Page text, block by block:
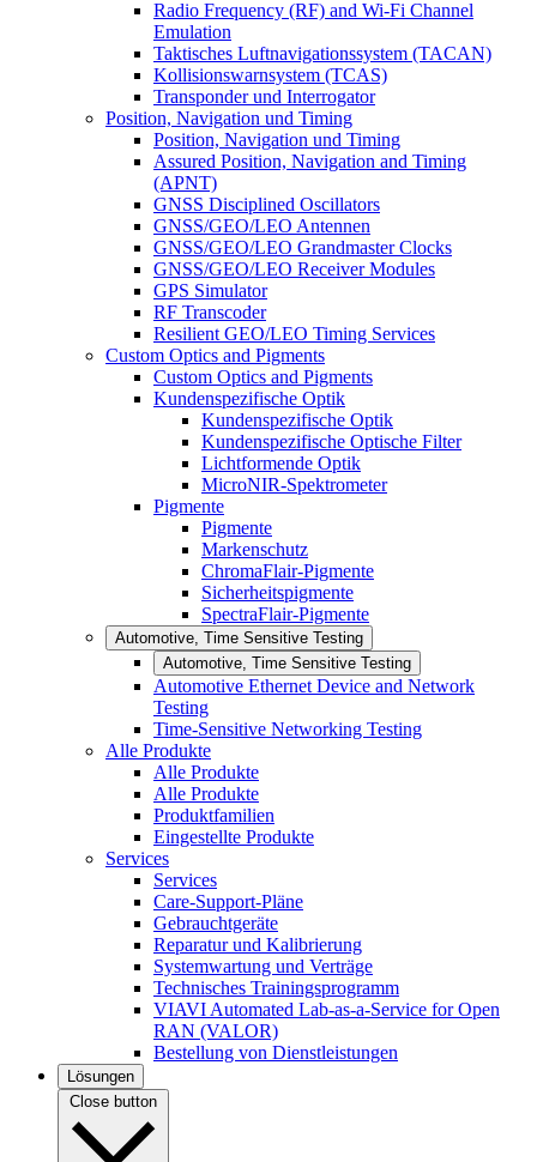
Radio Frequency (RF) and Wi-Fi Channel
Emulation
Taktisches Luftnavigationssystem (TACAN)
Kollisionswarnsystem (TCAS)
Transponder und Interrogator
Position, Navigation und Timing
Position, Navigation und Timing
Assured Position, Navigation and Timing
(APNT)
GNSS Disciplined Oscillators
GNSS/GEO/LEO Antennen
GNSS/GEO/LEO Grandmaster Clocks
GNSS/GEO/LEO Receiver Modules
GPS Simulator
RF Transcoder
Resilient GEO/LEO Timing Services
Custom Optics and Pigments
Custom Optics and Pigments
Kundenspezifische Optik
Kundenspezifische Optik
Kundenspezifische Optische Filter
Lichtformende Optik
MicroNIR-Spektrometer
Pigmente
Pigmente
Markenschutz
ChromaFlair-Pigmente
Sicherheitspigmente
SpectraFlair-Pigmente
Automotive, Time Sensitive Testing
Automotive, Time Sensitive Testing
Automotive Ethernet Device and Network
Testing
Time-Sensitive Networking Testing
Alle Produkte
Alle Produkte
Alle Produkte
Produktfamilien
Eingestellte Produkte
Services
Services
Care-Support-Pläne
Gebrauchtgeräte
Reparatur und Kalibrierung
Systemwartung und Verträge
Technisches Trainingsprogramm
VIAVI Automated Lab-as-a-Service for Open
RAN (VALOR)
Bestellung von Dienstleistungen
Lösungen
Close button